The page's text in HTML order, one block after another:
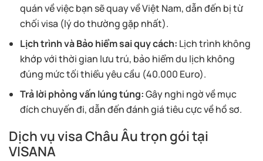
quán về việc bạn sẽ quay về Việt Nam, dẫn đến bị từ
chối visa (lý do thường gặp nhất).
Lịch trình và Bảo hiểm sai quy cách: Lịch trình không
khớp với thời gian lưu trú, bảo hiểm du lịch không
đúng mức tối thiểu yêu cầu (40.000 Euro).
Trả lời phỏng vấn lúng túng:Gây nghi ngờ về mục
đích chuyến đi, dẫn đến đánh giá tiêu cực về hồ sơ.
Dịch vụ visa Châu Âu trọn gói tại
VISANA